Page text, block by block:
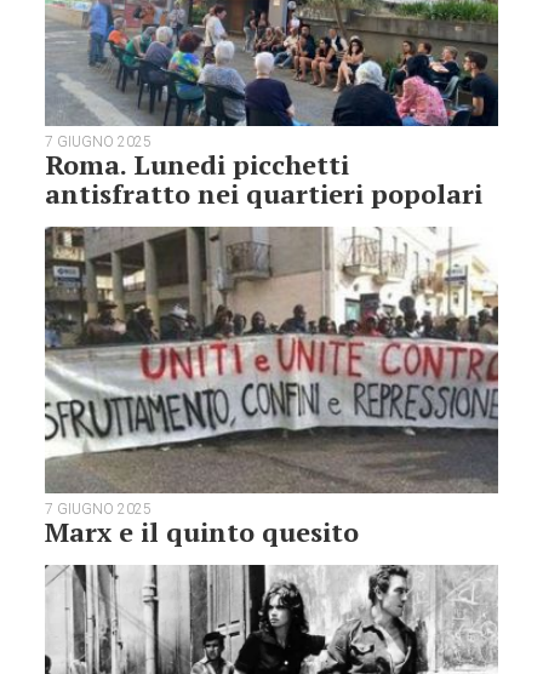
7 GIUGNO 2025
Roma. Lunedi picchetti
antisfratto nei quartieri popolari
7 GIUGNO 2025
Marx e il quinto quesito